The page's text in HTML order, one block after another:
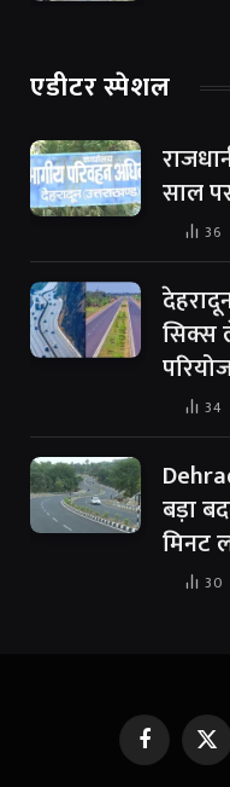
एडीटर स्पेशल
साल
36
सिक्स
34
बड़ा
मिनट
30
FacebookX